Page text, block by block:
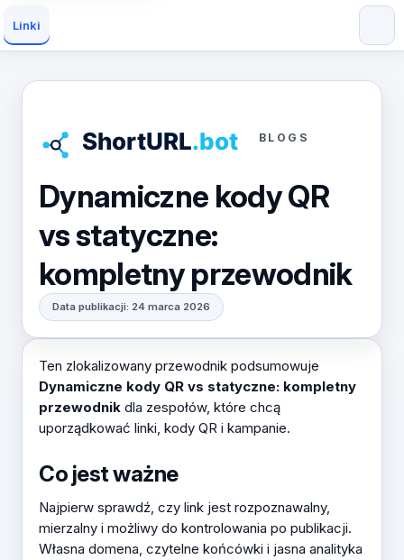
Linki
BLOGS
Dynamiczne kody QR
vs statyczne:
kompletny przewodnik
Data publikacji: 24 marca 2026
Ten zlokalizowany przewodnik podsumowuje
Dynamiczne kody QR vs statyczne: kompletny
przewodnik dla zespołów, które chcą
uporządkować linki, kody QR i kampanie.
Co jest ważne
Najpierw sprawdź, czy link jest rozpoznawalny,
mierzalny i możliwy do kontrolowania po publikacji.
Własna domena, czytelne końcówki i jasna analityka